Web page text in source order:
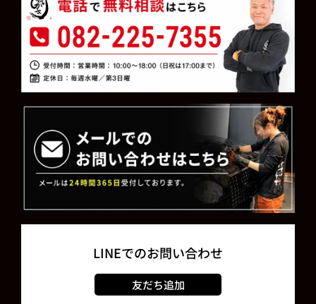
LINEでのお問い合わせ
友だち追加